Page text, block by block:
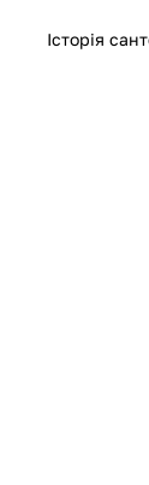
Історія